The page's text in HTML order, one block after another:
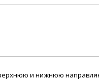
и нижнюю